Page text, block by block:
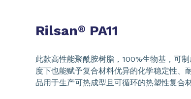
Rilsan® PA11
此款高性能聚酰胺树脂，100%生物基，可
度下也能赋予复合材料优异的化学稳定性、
品用于生产可热成型且可循环的热塑性复合材